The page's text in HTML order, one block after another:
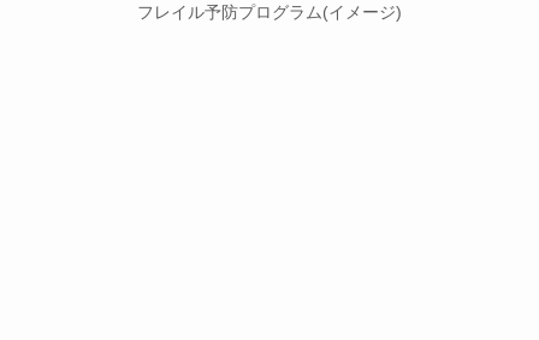
フレイル予防プログラム(イメージ)